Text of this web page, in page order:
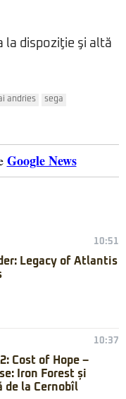
la dispoziţie şi altă
andries
sega
Google News
10:51
Legacy of Atlantis
10:37
Cost of Hope –
Iron Forest și
de la Cernobîl